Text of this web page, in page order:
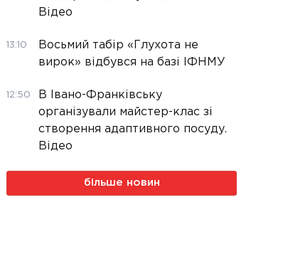
Відео
13:10
Восьмий табір «Глухота не
вирок» відбувся на базі ІФНМУ
12:50
В Івано-Франківську
організували майстер-клас зі
створення адаптивного посуду.
Відео
більше новин